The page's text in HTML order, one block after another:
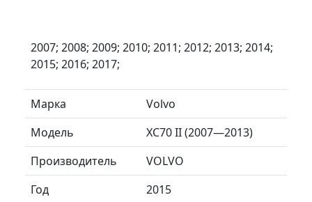
2007; 2008; 2009; 2010; 2011; 2012; 2013; 2014;
2015; 2016; 2017;
Марка
Volvo
Модель
XC70 II (2007—2013)
Производитель
VOLVO
Год
2015